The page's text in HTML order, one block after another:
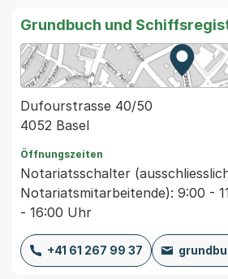
Grundbuch und
Zur
Dufourstrasse 40/50
4052 Basel
Öffnungszeiten
Notariatsschalter
Notariatsmitarbeitende): 9:00 -
- 16:00 Uhr
+41 61 267 99 37